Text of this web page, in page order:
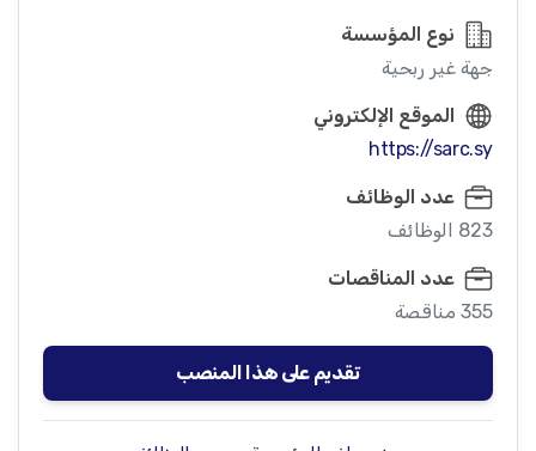
نوع المؤسسة
جهة غير ربحية
الموقع الإلكتروني
https://sarc.sy
عدد الوظائف
823 الوظائف
عدد المناقصات
355 مناقصة
تقديم على هذا المنصب